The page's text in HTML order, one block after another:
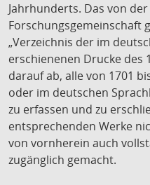
Jahrhunderts. Das von
Forschungsgemeinschaft
„Verzeichnis der im
erschienenen Drucke des
darauf ab, alle von 1701
oder im deutschen
zu erfassen und zu
entsprechenden Werke
von vornherein auch
zugänglich gemacht.